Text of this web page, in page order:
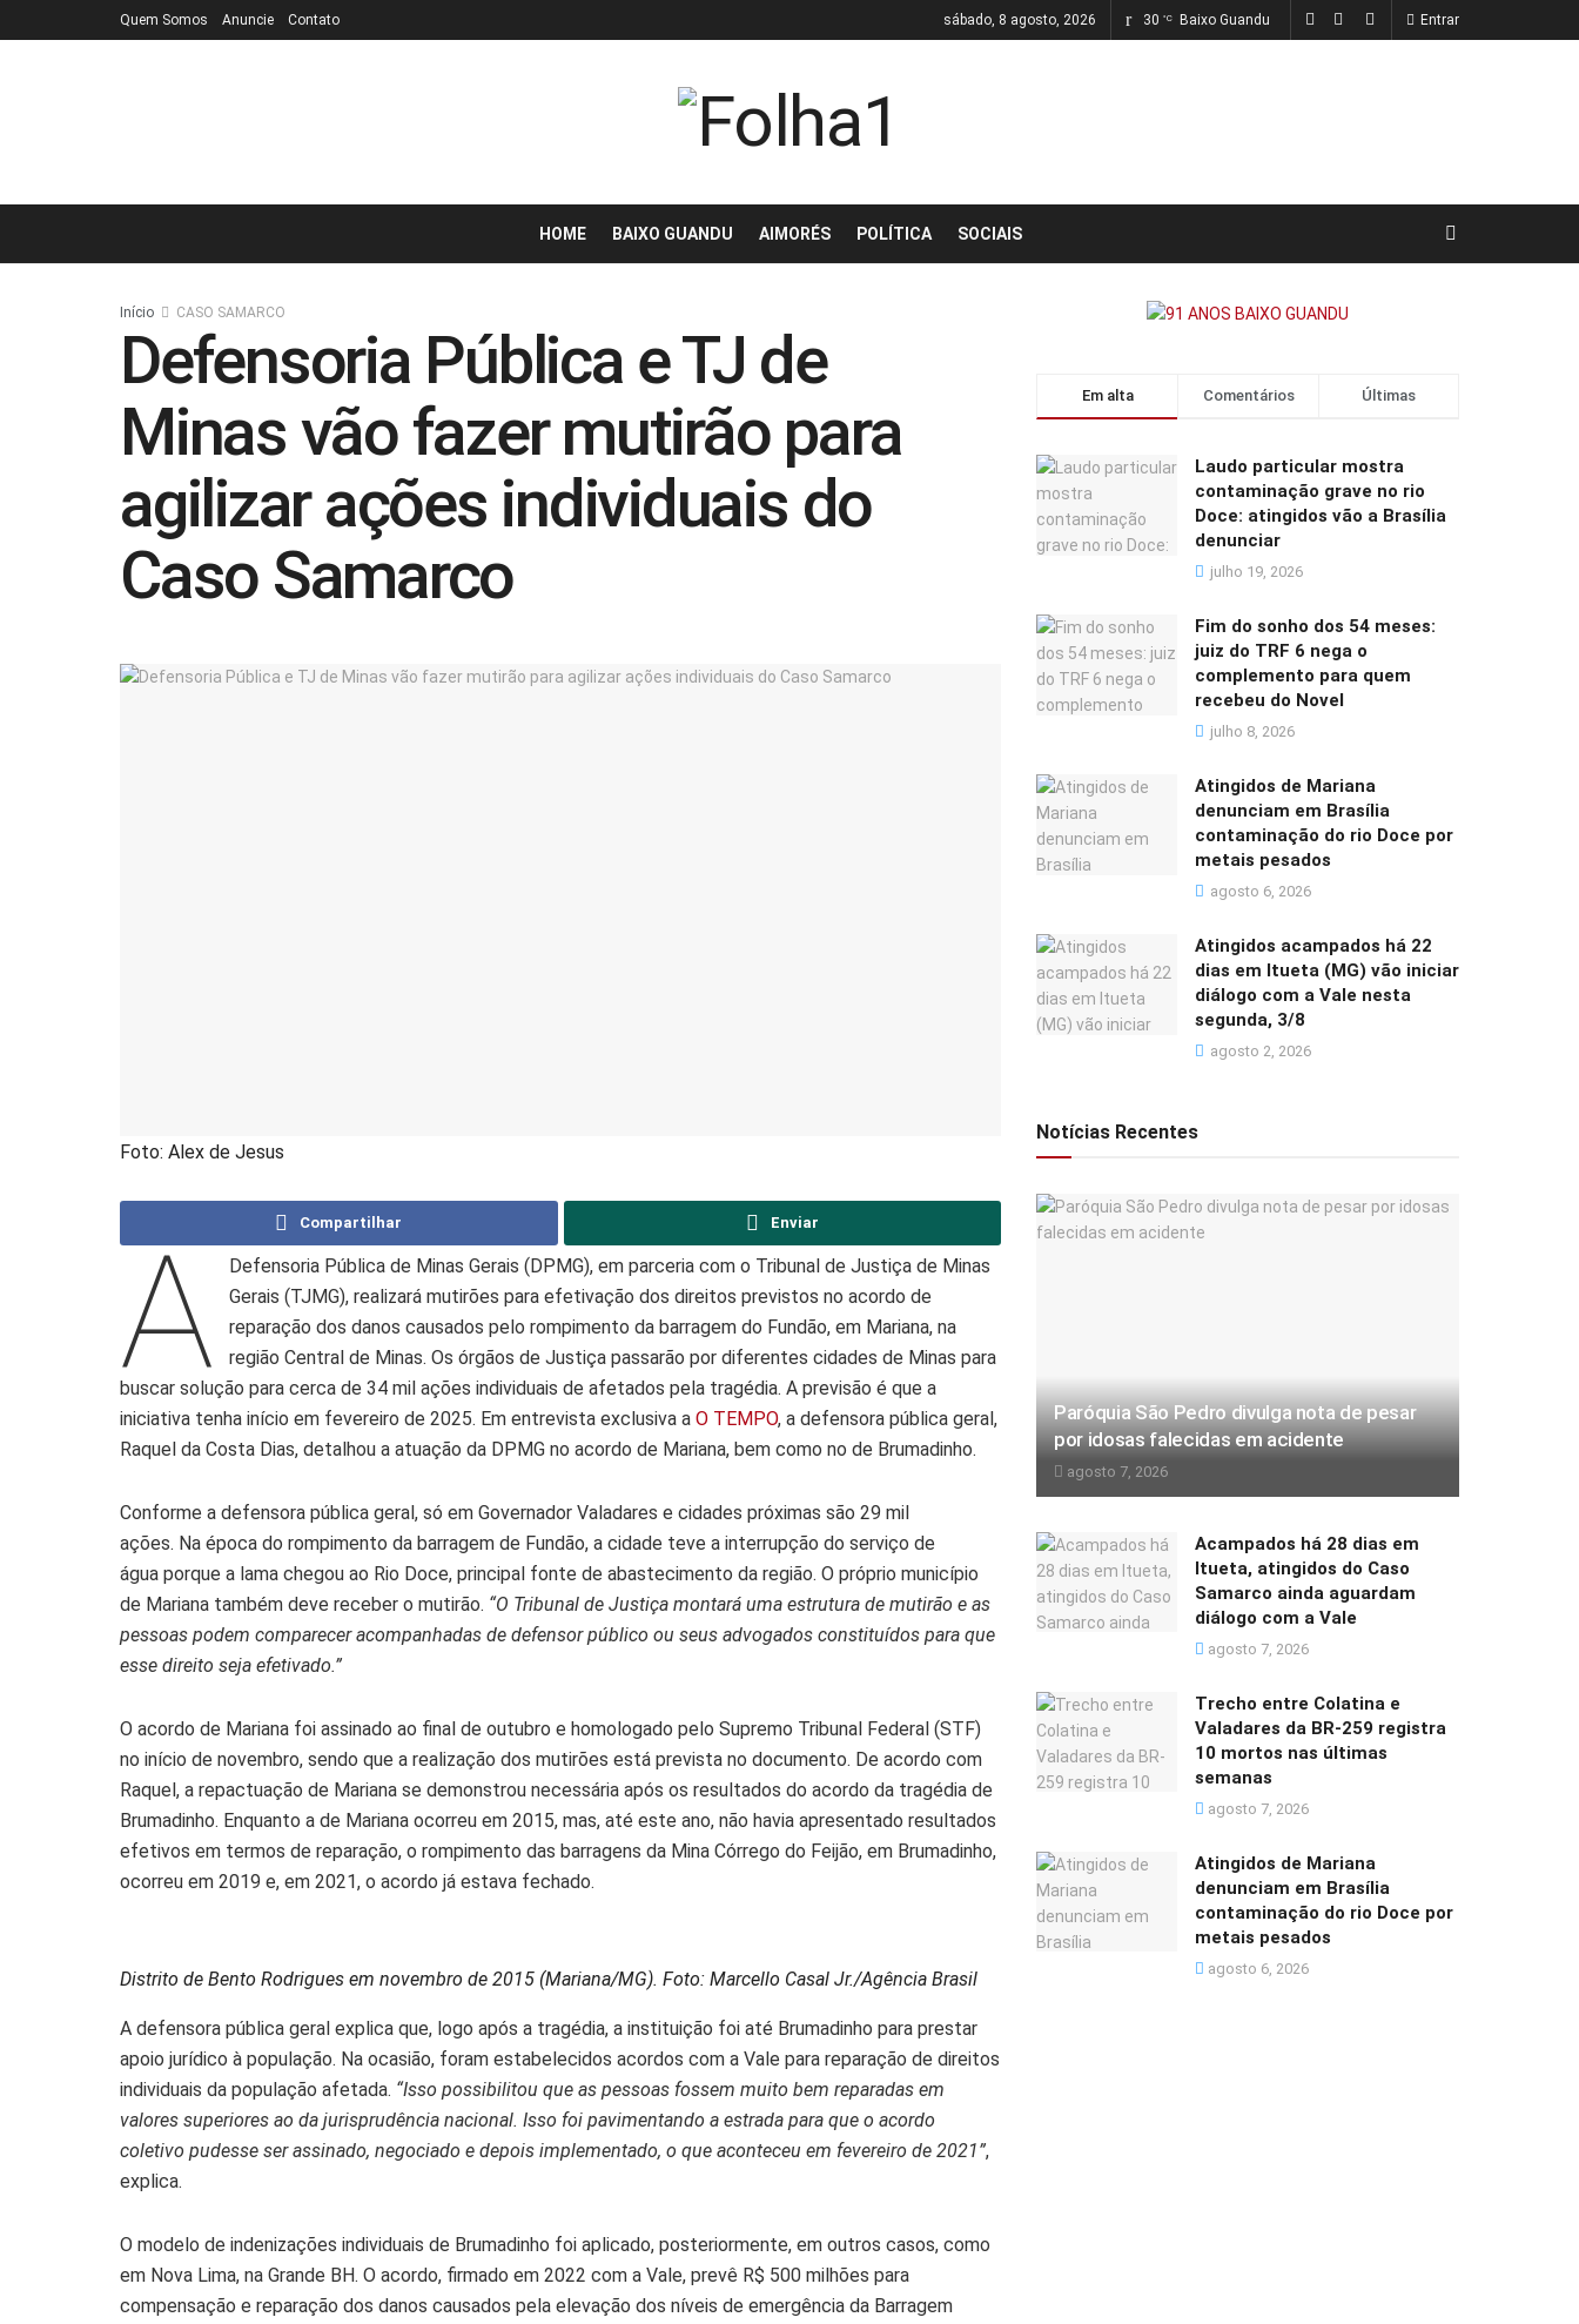
Quem Somos Anuncie Contato sábado, 8 agosto, 2026 30 °C Baixo Guandu Entrar
HOME BAIXO GUANDU AIMORÉS POLÍTICA SOCIAIS
Início CASO SAMARCO
Defensoria Pública e TJ de
Minas vão fazer mutirão para
agilizar ações individuais do
Caso Samarco
Foto: Alex de Jesus
Compartilhar Enviar
A
Defensoria Pública de Minas Gerais (DPMG), em parceria com o Tribunal de Justiça de Minas
Gerais (TJMG), realizará mutirões para efetivação dos direitos previstos no acordo de
reparação dos danos causados pelo rompimento da barragem do Fundão, em Mariana, na
região Central de Minas. Os órgãos de Justiça passarão por diferentes cidades de Minas para
buscar solução para cerca de 34 mil ações individuais de afetados pela tragédia. A previsão é que a
iniciativa tenha início em fevereiro de 2025. Em entrevista exclusiva a O TEMPO, a defensora pública geral,
Raquel da Costa Dias, detalhou a atuação da DPMG no acordo de Mariana, bem como no de Brumadinho.
Conforme a defensora pública geral, só em Governador Valadares e cidades próximas são 29 mil
ações. Na época do rompimento da barragem de Fundão, a cidade teve a interrupção do serviço de
água porque a lama chegou ao Rio Doce, principal fonte de abastecimento da região. O próprio município
de Mariana também deve receber o mutirão. “O Tribunal de Justiça montará uma estrutura de mutirão e as
pessoas podem comparecer acompanhadas de defensor público ou seus advogados constituídos para que
esse direito seja efetivado.”
O acordo de Mariana foi assinado ao final de outubro e homologado pelo Supremo Tribunal Federal (STF)
no início de novembro, sendo que a realização dos mutirões está prevista no documento. De acordo com
Raquel, a repactuação de Mariana se demonstrou necessária após os resultados do acordo da tragédia de
Brumadinho. Enquanto a de Mariana ocorreu em 2015, mas, até este ano, não havia apresentado resultados
efetivos em termos de reparação, o rompimento das barragens da Mina Córrego do Feijão, em Brumadinho,
ocorreu em 2019 e, em 2021, o acordo já estava fechado.
Distrito de Bento Rodrigues em novembro de 2015 (Mariana/MG). Foto: Marcello Casal Jr./Agência Brasil
A defensora pública geral explica que, logo após a tragédia, a instituição foi até Brumadinho para prestar
apoio jurídico à população. Na ocasião, foram estabelecidos acordos com a Vale para reparação de direitos
individuais da população afetada. “Isso possibilitou que as pessoas fossem muito bem reparadas em
valores superiores ao da jurisprudência nacional. Isso foi pavimentando a estrada para que o acordo
coletivo pudesse ser assinado, negociado e depois implementado, o que aconteceu em fevereiro de 2021”,
explica.
O modelo de indenizações individuais de Brumadinho foi aplicado, posteriormente, em outros casos, como
em Nova Lima, na Grande BH. O acordo, firmado em 2022 com a Vale, prevê R$ 500 milhões para
compensação e reparação dos danos causados pela elevação dos níveis de emergência da Barragem
Em alta Comentários Últimas
Laudo particular mostra
contaminação grave no rio
Doce: atingidos vão a Brasília
denunciar
julho 19, 2026
Fim do sonho dos 54 meses:
juiz do TRF 6 nega o
complemento para quem
recebeu do Novel
julho 8, 2026
Atingidos de Mariana
denunciam em Brasília
contaminação do rio Doce por
metais pesados
agosto 6, 2026
Atingidos acampados há 22
dias em Itueta (MG) vão iniciar
diálogo com a Vale nesta
segunda, 3/8
agosto 2, 2026
Notícias Recentes
Paróquia São Pedro divulga nota de pesar
por idosas falecidas em acidente
agosto 7, 2026
Acampados há 28 dias em
Itueta, atingidos do Caso
Samarco ainda aguardam
diálogo com a Vale
agosto 7, 2026
Trecho entre Colatina e
Valadares da BR-259 registra
10 mortos nas últimas
semanas
agosto 7, 2026
Atingidos de Mariana
denunciam em Brasília
contaminação do rio Doce por
metais pesados
agosto 6, 2026